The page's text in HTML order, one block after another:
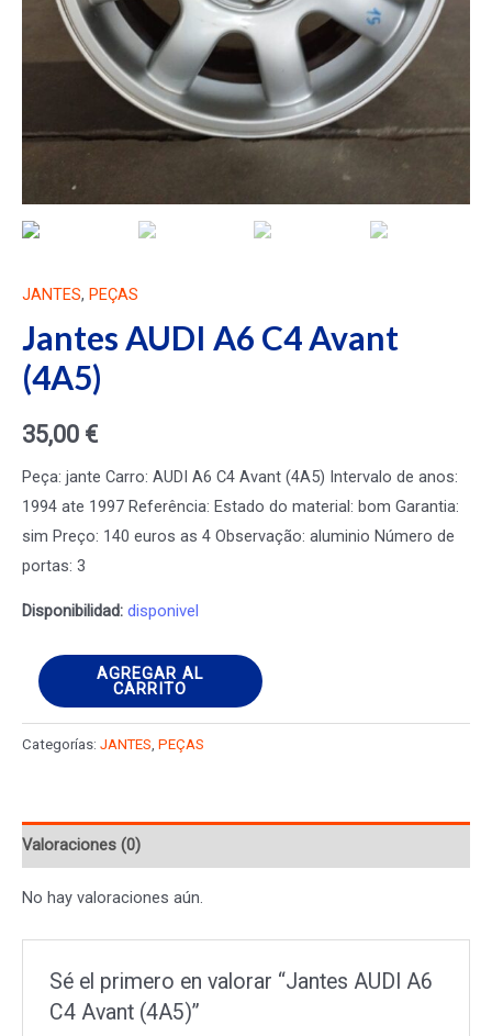
JANTES, PEÇAS
Jantes AUDI A6 C4 Avant
(4A5)
35,00 €
Peça: jante Carro: AUDI A6 C4 Avant (4A5) Intervalo de anos:
1994 ate 1997 Referência: Estado do material: bom Garantia:
sim Preço: 140 euros as 4 Observação: aluminio Número de
portas: 3
Disponibilidad: disponivel
Jantes
AUDI
A6
cantidad
AGREGAR AL
CARRITO
Categorías: JANTES PEÇAS
Valoraciones (0)
No hay valoraciones aún.
Sé el primero en valorar “Jantes AUDI A6
C4 Avant (4A5)”